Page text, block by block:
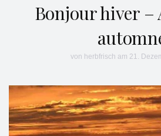
Bonjour hiver –
von herbfrisch am 21.